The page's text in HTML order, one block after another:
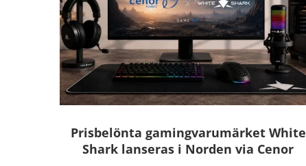
Prisbelönta gamingvarumärket White
Shark lanseras i Norden via Cenor